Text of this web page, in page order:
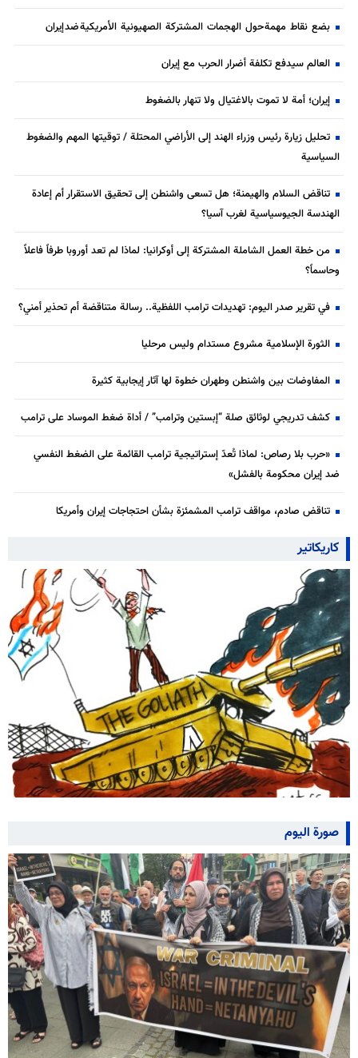
بضع نقاط مهمة حول الهجمات المشتركة الصهيونية الأمريكية ضد إيران
العالم سيدفع تكلفة أضرار الحرب مع إيران
إيران؛ أمة لا تموت بالاغتيال ولا تنهار بالضغوط
تحليل زيارة رئيس وزراء الهند إلى الأراضي المحتلة / توقيتها المهم والضغوط
السياسية
تناقض السلام والهيمنة؛ هل تسعى واشنطن إلى تحقيق الاستقرار أم إعادة
الهندسة الجيوسياسية لغرب آسيا؟
من خطة العمل الشاملة المشتركة إلى أوكرانيا: لماذا لم تعد أوروبا طرفاً فاعلاً
وحاسماً؟
في تقرير صدر اليوم: تهديدات ترامب اللفظية.. رسالة متناقضة أم تحذير أمني؟
الثورة الإسلامية مشروع مستدام وليس مرحليا
المفاوضات بين واشنطن وطهران خطوة لها آثار إيجابية كثيرة
كشف تدريجي لوثائق صلة “إبستين وترامب” / أداة ضغط الموساد على ترامب
«حرب بلا رصاص: لماذا تُعدّ إستراتيجية ترامب القائمة على الضغط النفسي
ضد إيران محكومة بالفشل»
تناقض صادم، مواقف ترامب المشمئزة بشأن احتجاجات إيران وأمريكا
كاريكاتير
صورة اليوم